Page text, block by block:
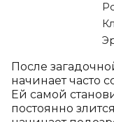
После
начинает часто
Ей самой
постоянно